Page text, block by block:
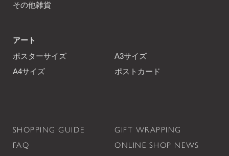
その他雑貨
アート
ポスターサイズ
A3サイズ
A4サイズ
ポストカード
SHOPPING GUIDE
GIFT WRAPPING
FAQ
ONLINE SHOP NEWS